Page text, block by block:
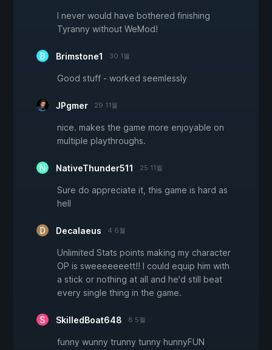
I never would have bothered finishing
Tyranny without WeMod!
Brimstone1 30 1월
Good stuff - worked seemlessly
JPgmer 29 11월
nice. makes the game more enjoyable on
multiple playthroughs.
NativeThunder511 25 11월
Sure do appreciate it, this game is hard as
hell
Decalaeus 4 6월
Unlimited Stats points making my character
OP is sweeeeeeett!! I could equip him with
a stick or nothing at all and he'd still beat
every single thing in the game.
SkilledBoat648 8 5월
funny wunny trunny tunny hunnyFUN